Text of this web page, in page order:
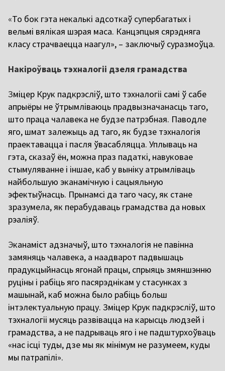
«То бок гэта некалькі адсоткаў супербагатых і
вельмі вялікая шэрая маса. Канцэпцыя сярэдняга
класу страчваецца наагул», – заключыў суразмоўца.
Накіроўваць тэхналогіі дзеля грамадства
Зміцер Крук падкрэсліў, што тэхналогіі самі ў сабе
апрыёры не ўтрымліваюць прадвызначанасць таго,
што праца чалавека не будзе патрэбная. Паводле
яго, шмат залежыць ад таго, як будзе тэхналогія
праектавацца і пасля ўвасабляцца. Уплываць на
гэта, сказаў ён, можна праз падаткі, навуковае
стымуляванне і іншае, каб у выніку атрымліваць
найбольшую эканамічную і сацыяльную
эфектыўнасць. Прынамсі да таго часу, як стане
зразумела, як перабудаваць грамадства да новых
рэаліяў.
Эканаміст адзначыў, што тэхналогія не павінна
замяняць чалавека, а наадварот падвышаць
прадукцыйнасць ягонай працы, спрыяць змяншэнню
руціны і рабіць яго пасярэднікам у стасунках з
машынай, каб можна было рабіць больш
інтэлектуальную працу. Зміцер Крук падкрэсліў, што
тэхналогіі мусяць развівацца на карысць людзей і
грамадства, а не падрываць яго і не падштурхоўваць
«нас ісці туды, дзе мы як мінімум не разумеем, куды
мы патрапілі».